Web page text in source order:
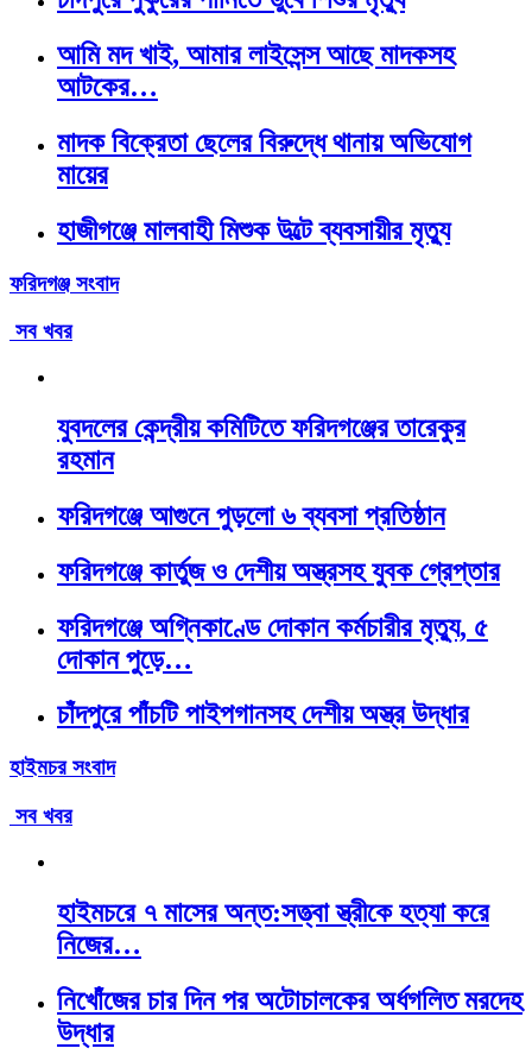
আমি মদ খাই, আমার লাইসেন্স আছে মাদকসহ
আটকের…
মাদক বিক্রেতা ছেলের বিরুদ্ধে থানায় অভিযোগ
মায়ের
হাজীগঞ্জে মালবাহী মিশুক উল্টে ব্যবসায়ীর মৃত্যু
ফরিদগঞ্জ সংবাদ
সব খবর
যুবদলের কেন্দ্রীয় কমিটিতে ফরিদগঞ্জের তারেকুর
রহমান
ফরিদগঞ্জে আগুনে পুড়লো ৬ ব্যবসা প্রতিষ্ঠান
ফরিদগঞ্জে কার্তুজ ও দেশীয় অস্ত্রসহ যুবক গ্রেপ্তার
ফরিদগঞ্জে অগ্নিকাণ্ডে দোকান কর্মচারীর মৃত্যু, ৫
দোকান পুড়ে…
চাঁদপুরে পাঁচটি পাইপগানসহ দেশীয় অস্ত্র উদ্ধার
হাইমচর সংবাদ
সব খবর
হাইমচরে ৭ মাসের অন্ত:সত্ত্বা স্ত্রীকে হত্যা করে
নিজের…
নিখোঁজের চার দিন পর অটোচালকের অর্ধগলিত মরদেহ
উদ্ধার